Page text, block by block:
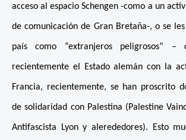
acceso al espacio Schengen -como a un
de comunicación de Gran Bretaña-, o se
país como “extranjeros peligrosos” –
recientemente el Estado alemán con la
Francia, recientemente, se han proscrito
de solidaridad con Palestina (Palestine
Antifascista Lyon y alerededores). Esto